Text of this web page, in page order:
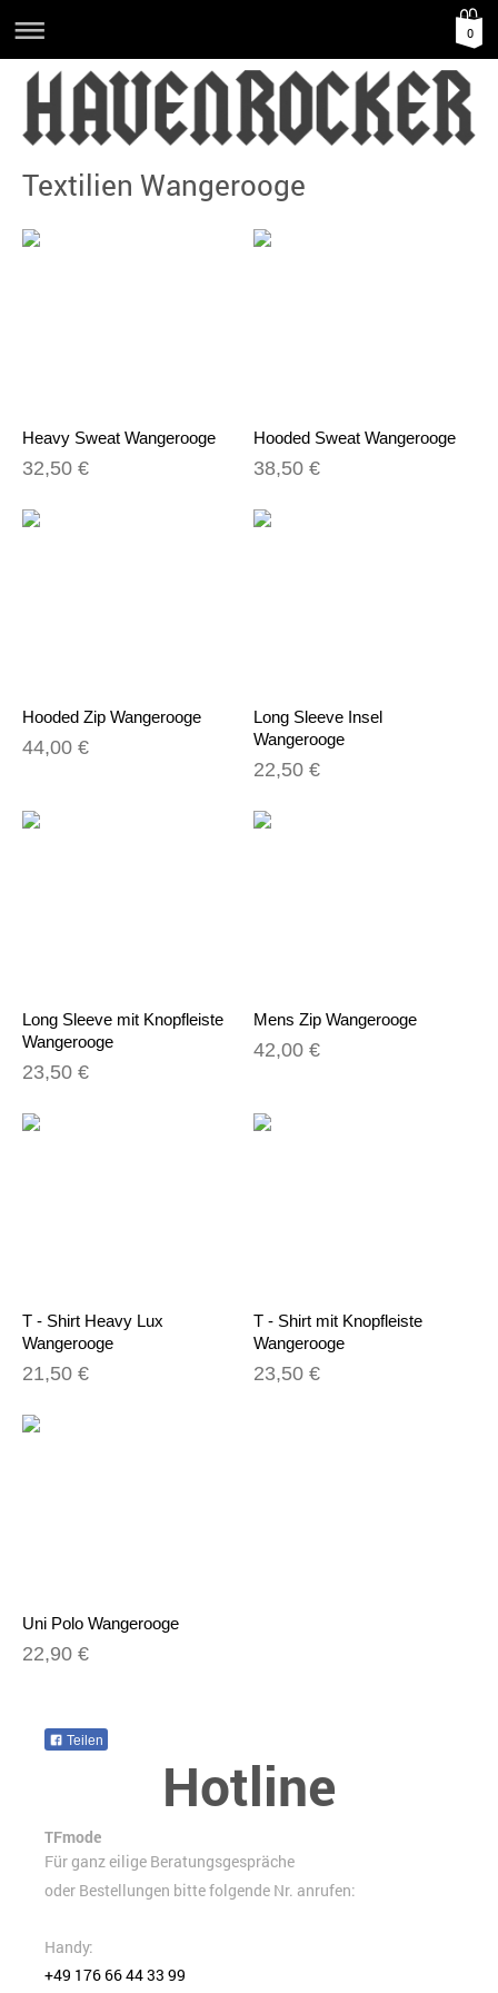
0
Textilien Wangerooge
Heavy Sweat Wangerooge
32,50 €
Hooded Sweat Wangerooge
38,50 €
Hooded Zip Wangerooge
44,00 €
Long Sleeve Insel
Wangerooge
22,50 €
Long Sleeve mit Knopfleiste
Wangerooge
23,50 €
Mens Zip Wangerooge
42,00 €
T - Shirt Heavy Lux
Wangerooge
21,50 €
T - Shirt mit Knopfleiste
Wangerooge
23,50 €
Uni Polo Wangerooge
22,90 €
Teilen
Hotline
TFmode
Für ganz eilige Beratungsgespräche
oder Bestellungen bitte folgende Nr. anrufen:
Handy:
+49 176 66 44 33 99